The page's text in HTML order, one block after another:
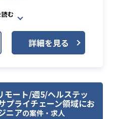
定の経験
の最大手企業ににて、
を支えるデータアナリ
いたします。
く労働生産性の改善や
っていただき、
任せする予定でござい
詳細を見る
モート/週5/ヘルステッ
プライチェーン領域にお
ニアの案件・求人